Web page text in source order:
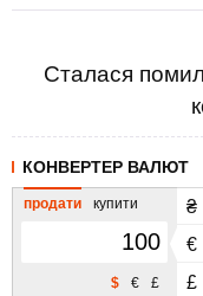
Сталася
КОНВЕРТЕР ВАЛЮТ
продати купити
£
€
$
₴
€
£